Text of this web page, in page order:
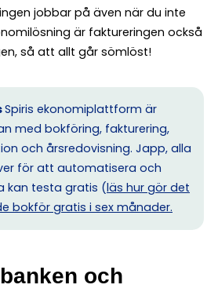
jobbar på även när du inte
är faktureringen också
så att allt går sömlöst!
Spiris ekonomiplattform är
med bokföring, fakturering,
och årsredovisning. Japp, alla
för att automatisera och
kan testa gratis (läs hur gör det
bokför gratis i sex månader.
och